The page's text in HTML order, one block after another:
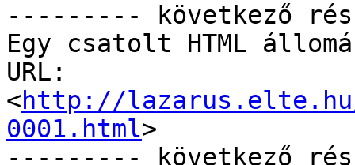
--------- következő
Egy csatolt HTML
URL:
<http://lazarus.elte.hu/
0001.html>
--------- következő